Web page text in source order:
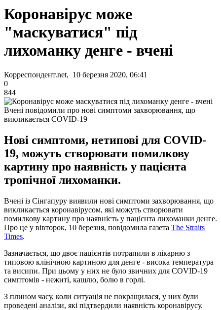
Коронавірус може
"маскуватися" під
лихоманку денге - вчені
Корреспондент.net, 10 березня 2020, 06:41
0
844
Вчені повідомили про нові симптоми захворювання, що
викликається COVID-19
Нові симптоми, нетипові для COVID-
19, можуть створювати помилкову
картину про наявність у пацієнта
тропічної лихоманки.
Вчені із Сінгапуру виявили нові симптоми захворювання, що
викликається коронавірусом, які можуть створювати
помилкову картину про наявність у пацієнта лихоманки денге.
Про це у вівторок, 10 березня, повідомила газета The Straits
Times.
Зазначається, що двоє пацієнтів потрапили в лікарню з
типовою клінічною картиною для денге - висока температура
та висипи. При цьому у них не було звичних для COVID-19
симптомів - нежиті, кашлю, болю в горлі.
З плином часу, коли ситуація не покращилася, у них були
проведені аналізи, які підтвердили наявність коронавірусу.